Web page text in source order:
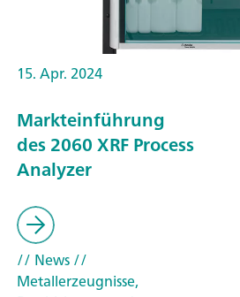
15. Apr. 2024
Markteinführung
des 2060 XRF Process
Analyzer
// News//
Metallerzeugnisse,